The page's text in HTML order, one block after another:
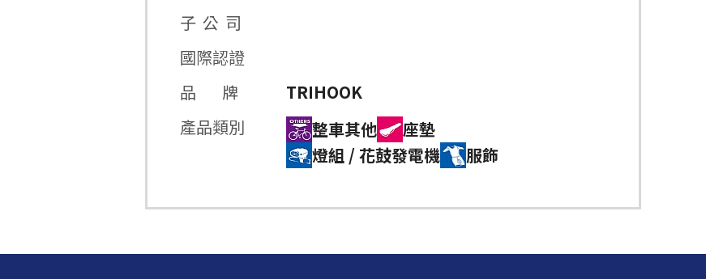
子 公 司
國際認證
品 牌
TRIHOOK
產品類別
整車其他
座墊
燈組 / 花鼓發電機
服飾